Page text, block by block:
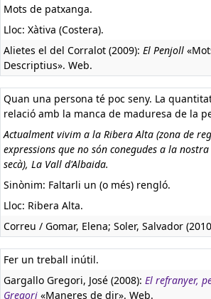
Mots de patxanga.
Lloc: Xàtiva (Costera).
Alietes el del Corralot (2009): El Penjoll
Descriptius». Web.
Quan una persona té poc seny. La
relació amb la manca de maduresa de la
Actualment vivim a la Ribera Alta (zona de
expressions que no són conegudes a la
secà), La Vall d'Albaida.
Sinònim: Faltarli un (o més) rengló.
Lloc: Ribera Alta.
Correu / Gomar, Elena; Soler, Salvador
Fer un treball inútil.
Gargallo Gregori, José (2008): El refranyer,
Gregori «Maneres de dir». Web.